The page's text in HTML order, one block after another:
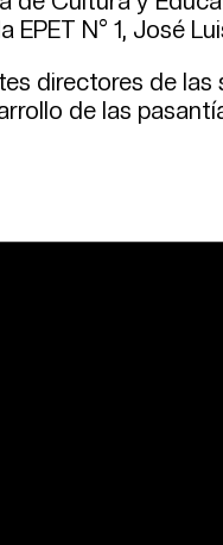
N° 1, José
directores de
de las